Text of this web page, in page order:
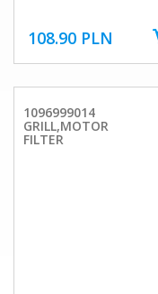
108.90 PLN
1096999014
GRILL,MOTOR
FILTER